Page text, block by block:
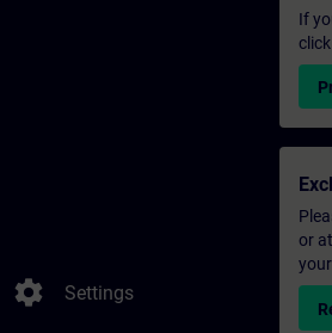
settings Settings
If
or